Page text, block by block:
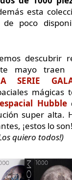
esta
poco
descubrir
mayo traen
SERIE
mágicas
Hubble
super alta.
¡estos lo son!
quiero todos!)